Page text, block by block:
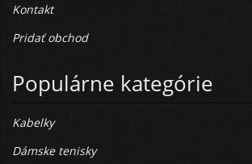
Kontakt
Pridať obchod
Populárne kategórie
Kabelky
Dámske tenisky